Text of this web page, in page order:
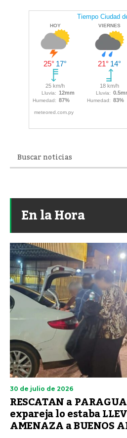
En la Hora
30 de julio de 2026
RESCATAN a
expareja lo estaba
AMENAZA a BUENOS